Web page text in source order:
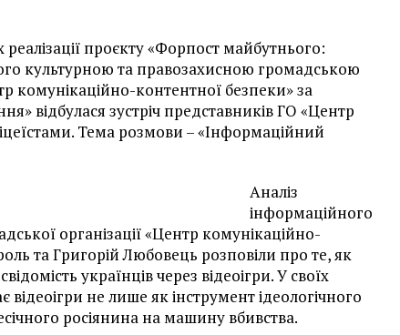
реалізації проєкту «Форпост майбутнього:
культурною та правозахисною громадською
комунікаційно-контентної безпеки» за
відбулася зустріч представників ГО «Центр
Тема розмови – «Інформаційний
Аналіз
інформаційного
організації «Центр комунікаційно-
та Григорій Любовець розповіли про те, як
українців через відеоігри. У своїх
не лише як інструмент ідеологічного
росіянина на машину вбивства.